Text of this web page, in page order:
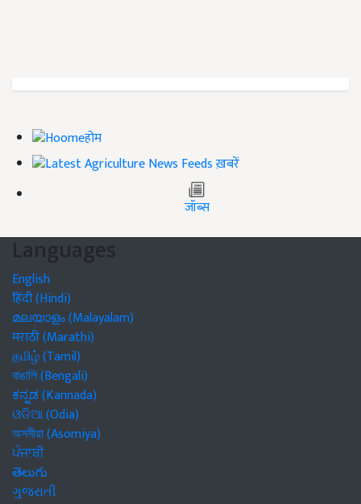
होम
ख़बरें
जॉब्स
Languages
English
हिंदी (Hindi)
മലയാളം (Malayalam)
मराठी (Marathi)
தமிழ் (Tamil)
বাঙালি (Bengali)
ಕನ್ನಡ (Kannada)
ଓଡିଆ (Odia)
অসমীয়া (Asomiya)
ਪੰਜਾਬੀ
తెలుగు
ગુજરાતી